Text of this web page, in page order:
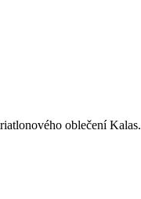
oblečení Kalas.